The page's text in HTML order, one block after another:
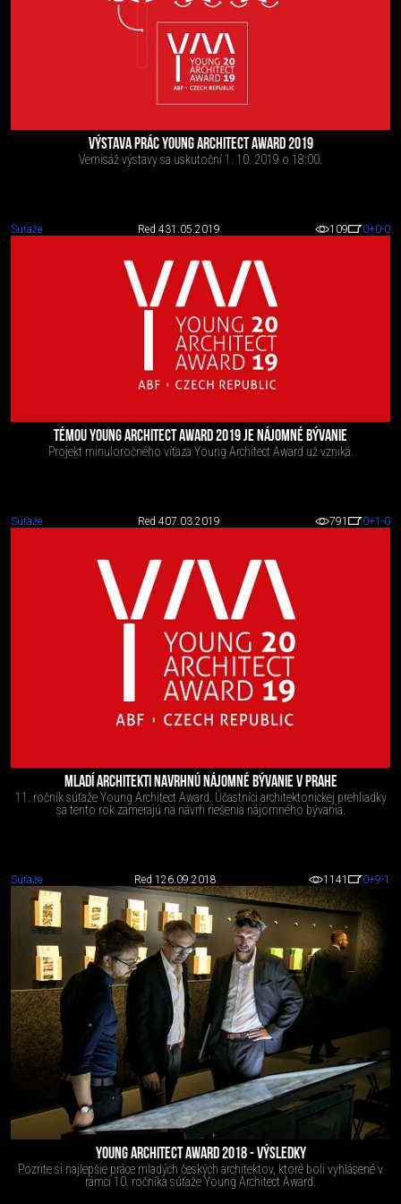
VÝSTAVA PRÁC YOUNG ARCHITECT AWARD 2019
Vernisáž výstavy sa uskutoční 1. 10. 2019 o 18:00.
Súťaže Red 431.05.2019 109 0+0-0
TÉMOU YOUNG ARCHITECT AWARD 2019 JE NÁJOMNÉ BÝVANIE
Projekt minuloročného víťaza Young Architect Award už vzniká.
Súťaže Red 407.03.2019 791 0+1 -0
MLADÍ ARCHITEKTI NAVRHNÚ NÁJOMNÉ BÝVANIE V PRAHE
11. ročník súťaže Young Architect Award. Účastníci architektonickej prehliadky
sa tento rok zamerajú na návrh riešenia nájomného bývania.
Súťaže Red 1 26.09.2018 1141 0+9-1
YOUNG ARCHITECT AWARD 2018 - VÝSLEDKY
Pozrite si najlepšie práce mladých českých architektov, ktoré boli vyhlásené v
rámci 10. ročníka súťaže Young Architect Award.